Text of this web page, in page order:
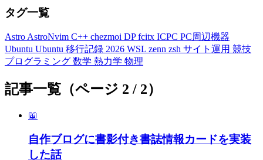
タグ一覧
Astro AstroNvim C++ chezmoi DPfcitx ICPC PC周辺機器
Ubuntu Ubuntu 移行記録 2026 WSL zenn zsh サイト運用 競技
プログラミング 数学 熱力学 物理
記事一覧（ページ 2 / 2）
📖
自作ブログに書影付き書誌情報カードを実装
した話